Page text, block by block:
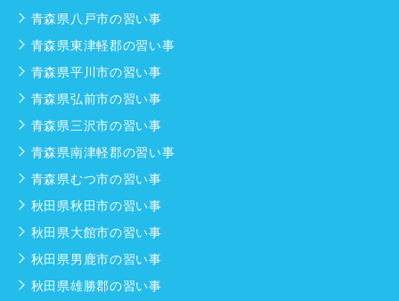
青森県八戸市の習い事
青森県東津軽郡の習い事
青森県平川市の習い事
青森県弘前市の習い事
青森県三沢市の習い事
青森県南津軽郡の習い事
青森県むつ市の習い事
秋田県秋田市の習い事
秋田県大館市の習い事
秋田県男鹿市の習い事
秋田県雄勝郡の習い事